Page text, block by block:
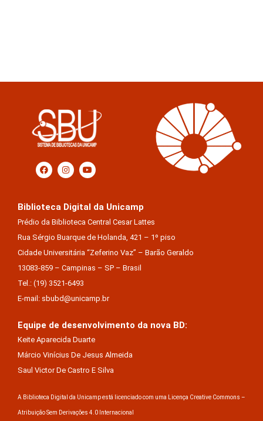
Biblioteca Digital da Unicamp
Prédio da Biblioteca Central Cesar Lattes
Rua Sérgio Buarque de Holanda, 421 – 1º piso
Cidade Universitária “Zeferino Vaz” – Barão Geraldo
13083-859 – Campinas – SP – Brasil
Tel.: (19) 3521-6493
E-mail: sbubd@unicamp.br
Equipe de desenvolvimento da nova BD:
Keite Aparecida Duarte
Márcio Vinícius De Jesus Almeida
Saul Victor De Castro E Silva
A Biblioteca Digital da Unicamp está licenciado com uma Licença Creative Commons –
Atribuição Sem Derivações 4.0 Internacional